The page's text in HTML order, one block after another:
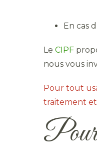
En cas
Le CIPF
nous vous
Pour tout
traitement et